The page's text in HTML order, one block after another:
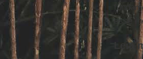
esse
Leia